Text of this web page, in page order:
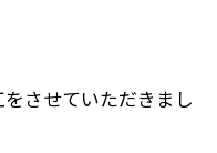
させていただきまし